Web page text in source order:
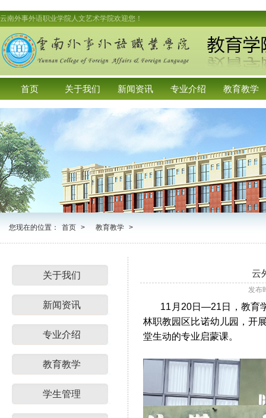
云南外事外语职业学院人文艺术学院欢迎您！
首页 关于我们 新闻资讯 专业介绍 教育教学
您现在的位置： 首页 > 教育教学 >
关于我们
新闻资讯
专业介绍
教育教学
学生管理
云
发布
11月20日—21日，教育学
林职教园区比诺幼儿园，开
堂生动的专业启蒙课。